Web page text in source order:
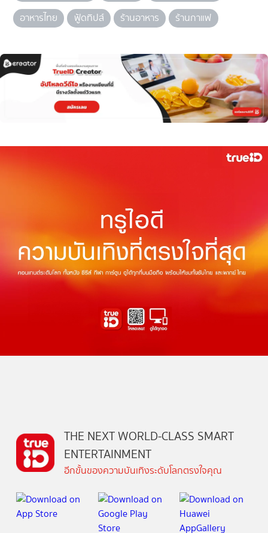
อาหารไทย
ฟู้ดทิปส์ ร้านอาหาร ร้านกาแฟ
THE NEXT WORLD-CLASS SMART
ENTERTAINMENT
อีกขั้นของความบันเทิงระดับโลกตรงใจคุณ